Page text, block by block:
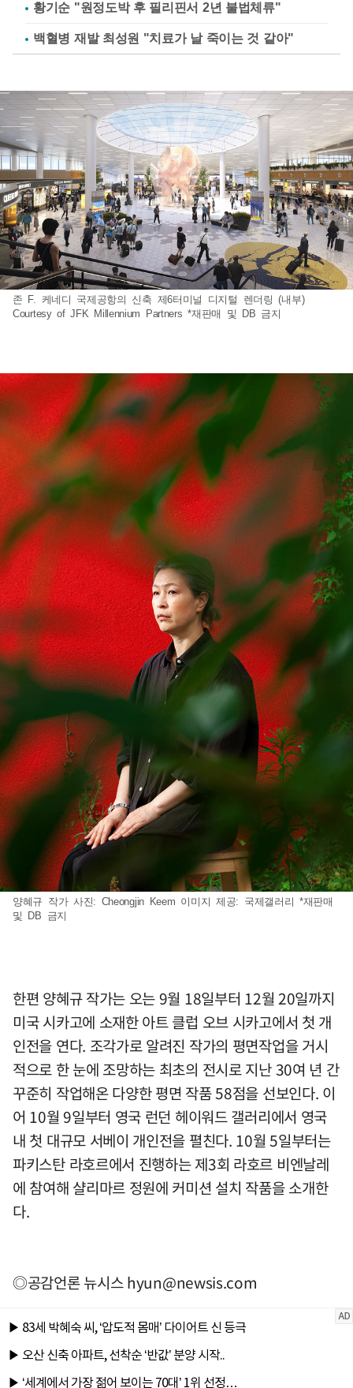
황기순 "원정도박 후 필리핀서 2년 불법체류"
백혈병 재발 최성원 "치료가 날 죽이는 것 같아"
존 F. 케네디 국제공항의 신축 제6터미널 디지털 렌더링 (내부)
Courtesy of JFK Millennium Partners *재판매 및 DB 금지
양혜규 작가 사진: Cheongjin Keem 이미지 제공: 국제갤러리 *재판매
및 DB 금지
한편 양혜규 작가는 오는 9월 18일부터 12월 20일까지
미국 시카고에 소재한 아트 클럽 오브 시카고에서 첫 개
인전을 연다. 조각가로 알려진 작가의 평면작업을 거시
적으로 한 눈에 조망하는 최초의 전시로 지난 30여 년 간
꾸준히 작업해온 다양한 평면 작품 58점을 선보인다. 이
어 10월 9일부터 영국 런던 헤이워드 갤러리에서 영국
내 첫 대규모 서베이 개인전을 펼친다. 10월 5일부터는
파키스탄 라호르에서 진행하는 제3회 라호르 비엔날레
에 참여해 샬리마르 정원에 커미션 설치 작품을 소개한
다.
◎공감언론 뉴시스hyun@newsis.com